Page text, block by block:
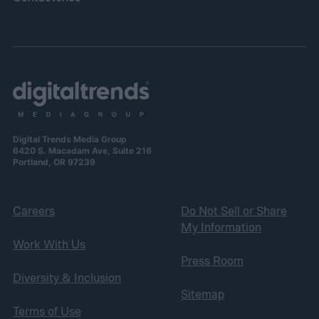
Digital Trends Media Group
6420 S. Macadam Ave, Suite 216
Portland, OR 97239
Careers
Work With Us
Diversity & Inclusion
Terms of Use
Do Not Sell or Share
My Information
Press Room
Sitemap